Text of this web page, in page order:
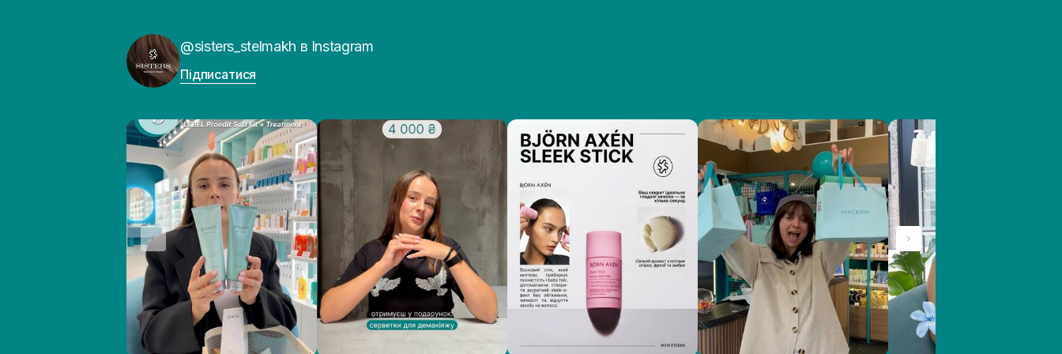
Чому варто вибрати косметику Hismile?
Косметика Hismile закриває різні потреби ротової гігієни. Бренд пропонує зручні та приємні у застосуванні набори для відбілювання зубів вдома,
стає приємнішою. Незвичний смак, гарний аромат і цікава подача впливають на регулярність догляду. У цьому й полягає сила Hismile. Бренд вміло
вплітає її в естетику повсякдення.
Ще одна причина звернути увагу на Hismile — унікальний формат. Стильний ергономічний дизайн упаковки ретельно продуманий для комфорту та
гігієни. На пастах встановлено зручний дозатор у формі помпи.
Які засоби від Hismile є найкращими?
Якщо вибирати найвдаліші позиції бренду, починайте з фірмової зубної пасти Hismile. Вона найкраще передає характер бренду. У HISMILE Mango
Sorbet Toothpaste поєднано яскраві смаки, комфортне пакування і, головне, помітний результат.
Також заслуговує на увагу засіб The Simpsons Purple Squishee Toothpaste, що натхненний легендарним мультсеріалом «Сімпсони». Він має смак
напою сквош — ви щоранку та щовечора можете почуватися, як Барт чи Гомер.
Попри різноманіття смаків, головна ідея всіх засобів залишається незмінною. Акцент зроблено на освітленні без надмірного навантаження на зуби.
Такі формули підходять людям, які хочуть отримати відчутний результат і водночас не люблять агресивні підходи до догляду.​
@sisters_stelmakh в Instagram
Підписатися